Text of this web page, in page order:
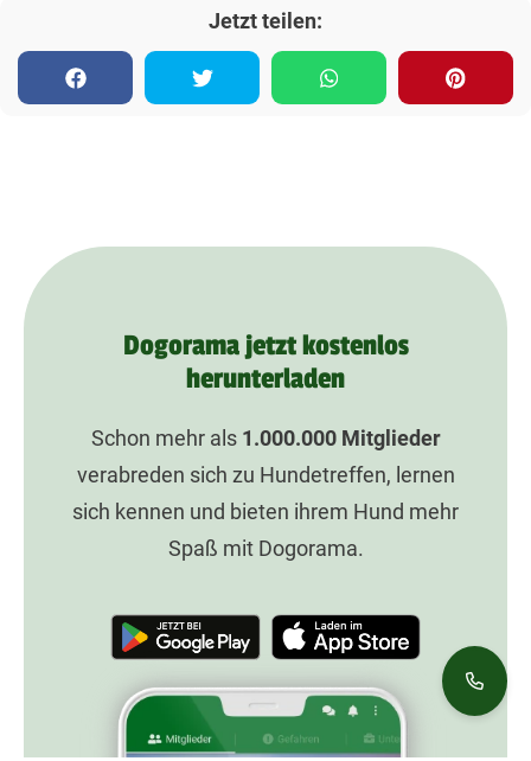
Jetzt teilen:
Dogorama jetzt kostenlos
herunterladen
Schon mehr als 1.000.000Mitglieder
verabreden sich zu Hundetreffen, lernen
sich kennen und bieten ihrem Hund mehr
Spaß mit Dogorama.